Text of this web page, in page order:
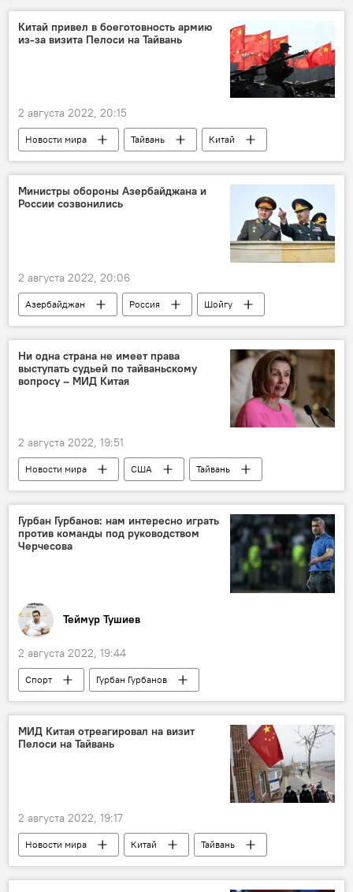
Китай привел в боеготовность армию
из-за визита Пелоси на Тайвань
2 августа 2022, 20:15
Новости мира Тайвань
Китай
США
Министры обороны Азербайджана и
России созвонились
2 августа 2022, 20:06
Азербайджан Россия
Шойгу
Закир Гасанов
Ни одна страна не имеет права
выступать судьей по тайваньскому
вопросу – МИД Китая
2 августа 2022, 19:51
Новости мира США
Тайвань
Китай
визит
Гурбан Гурбанов: нам интересно играть
против команды под руководством
Черчесова
Теймур Тушиев
2 августа 2022, 19:44
Спорт
Гурбан Гурбанов
ФК "Карабах"
Лига чемпионов
футбол
Станислав Черчесов
МИД Китая отреагировал на визит
Пелоси на Тайвань
2 августа 2022, 19:17
Новости мира Китай
Тайвань
США